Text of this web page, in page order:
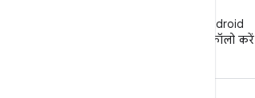
WeChat पर Android
Developers को फ़ॉलो करें